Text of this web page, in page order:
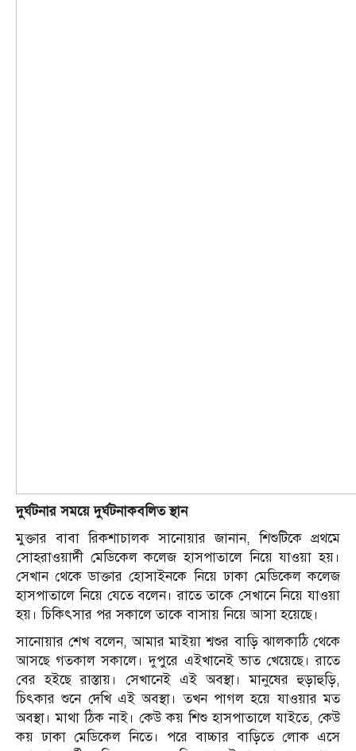
দুর্ঘটনার সময়ে দুর্ঘটনাকবলিত স্থান
মুক্তার বাবা রিকশাচালক সানোয়ার জানান, শিশুটিকে প্রথমে
সোহরাওয়ার্দী মেডিকেল কলেজ হাসপাতালে নিয়ে যাওয়া হয়।
সেখান থেকে ডাক্তার হোসাইনকে নিয়ে ঢাকা মেডিকেল কলেজ
হাসপাতালে নিয়ে যেতে বলেন। রাতে তাকে সেখানে নিয়ে যাওয়া
হয়। চিকিৎসার পর সকালে তাকে বাসায় নিয়ে আসা হয়েছে।
সানোয়ার শেখ বলেন, আমার মাইয়া শ্বশুর বাড়ি ঝালকাঠি থেকে
আসছে গতকাল সকালে। দুপুরে এইখানেই ভাত খেয়েছে। রাতে
বের হইছে রাস্তায়। সেখানেই এই অবস্থা। মানুষের হুড়াহুড়ি,
চিৎকার শুনে দেখি এই অবস্থা। তখন পাগল হয়ে যাওয়ার মত
অবস্থা। মাথা ঠিক নাই। কেউ কয় শিশু হাসপাতালে যাইতে, কেউ
কয় ঢাকা মেডিকেল নিতে। পরে বাচ্চার বাড়িতে লোক এসে